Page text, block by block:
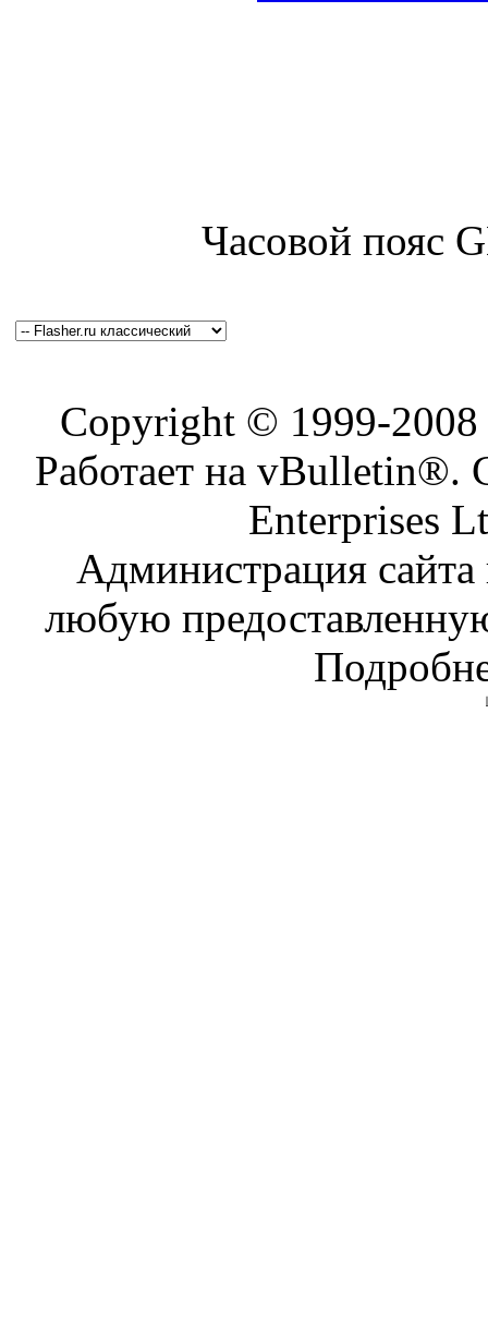
Часовой пояс
Copyright © 1999-2008
Работает на vBulletin®.
Enterprises
Администрация сайта
любую